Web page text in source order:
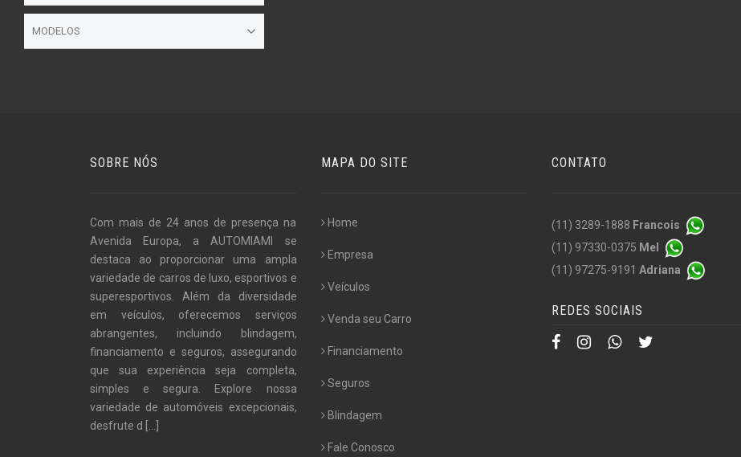
MODELOS
SOBRE NÓS
Com mais de 24 anos de presença na
Avenida Europa, a AUTOMIAMI se
destaca ao proporcionar uma ampla
variedade de carros de luxo, esportivos e
superesportivos. Além da diversidade
em veículos, oferecemos serviços
abrangentes, incluindo blindagem,
financiamento e seguros, assegurando
que sua experiência seja completa,
simples e segura. Explore nossa
variedade de automóveis excepcionais,
desfrute d [...]
MAPA DO SITE
Home
Empresa
Veículos
Venda seu Carro
Financiamento
Seguros
Blindagem
Fale Conosco
CONTATO
(11) 3289-1888 Francois
(11) 97330-0375 Mel
(11) 97275-9191 Adriana
REDES SOCIAIS